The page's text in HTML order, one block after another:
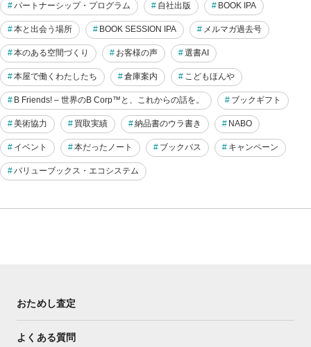
パートナーシップ・プログラム 自社出版 BOOK IPA
本と出会う場所 BOOK SESSION IPA メルマガ過去号
本のある空間づくり お客様の声 選書AI
本屋で働くわたしたち 倉庫案内 こどもほんや
B Friends! – 世界のB Corp™と、これからの話を。 ブックギフト
美術協力 買取実績 納品書のウラ書き NABO
イベント 本だったノート ブックバス キャンペーン
バリューブックス・エコシステム
おためし査定
よくある質問